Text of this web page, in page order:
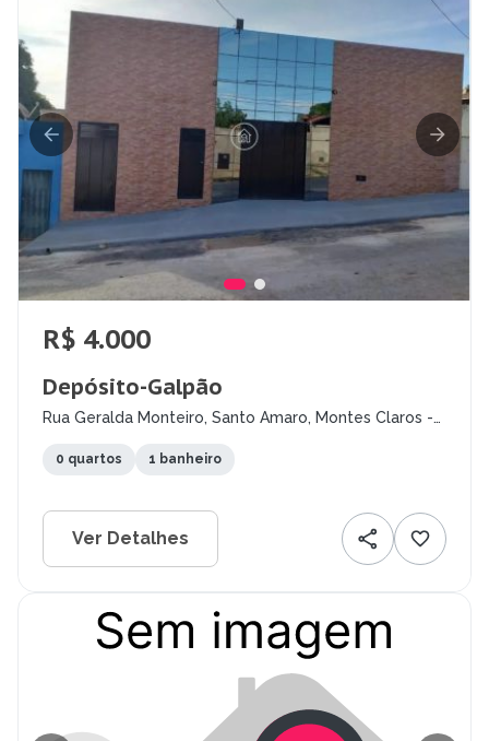
R$ 4.000
Depósito-Galpão
Rua Geralda Monteiro, Santo Amaro, Montes Claros -
0 quartos 1 banheiro
Ver Detalhes